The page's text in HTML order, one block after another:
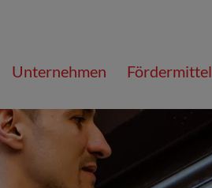
Un­ter­neh­men För­der­mit­tel